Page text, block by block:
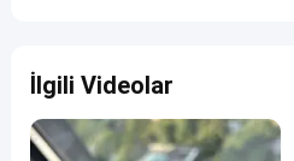
İlgili Videolar